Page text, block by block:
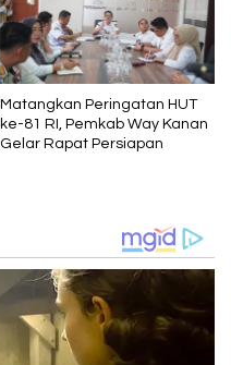
Matangkan Peringatan HUT
ke-81 RI, Pemkab Way Kanan
Gelar Rapat Persiapan